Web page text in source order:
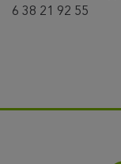
6 38 21 92 55